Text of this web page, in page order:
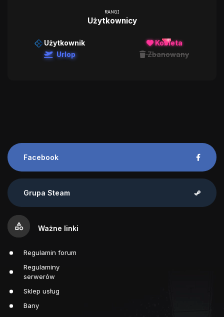
RANGI
Użytkownicy
Użytkownik
Kobieta
Urlop
Zbanowany
Facebook
Grupa Steam
category Ważne linki
Regulamin forum
Regulaminy
serwerów
Sklep usług
Bany